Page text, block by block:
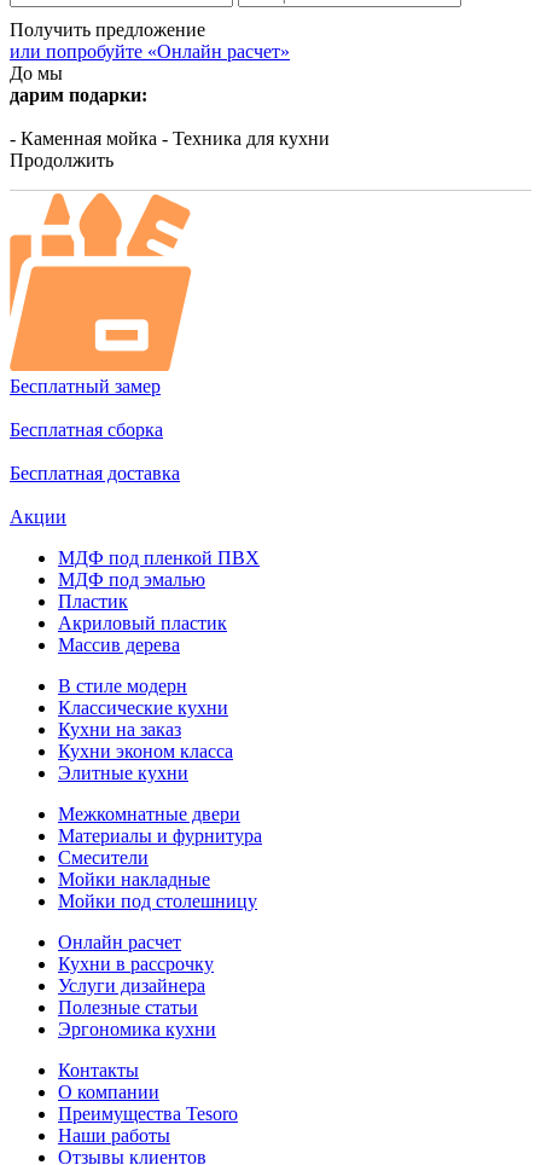
Получить предложение
или попробуйте «Онлайн расчет»
До мы
дарим подарки:
- Каменная мойка - Техника для кухни
Продолжить
Бесплатный замер
Бесплатная сборка
Бесплатная доставка
Акции
МДФ под пленкой ПВХ
МДФ под эмалью
Пластик
Акриловый пластик
Массив дерева
В стиле модерн
Классические кухни
Кухни на заказ
Кухни эконом класса
Элитные кухни
Межкомнатные двери
Материалы и фурнитура
Смесители
Мойки накладные
Мойки под столешницу
Онлайн расчет
Кухни в рассрочку
Услуги дизайнера
Полезные статьи
Эргономика кухни
Контакты
О компании
Преимущества Tesoro
Наши работы
Отзывы клиентов